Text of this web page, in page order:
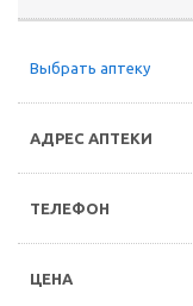
Выбрать аптеку